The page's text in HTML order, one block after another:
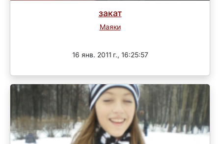
закат
Маяки
16 янв. 2011 г., 16:25:57